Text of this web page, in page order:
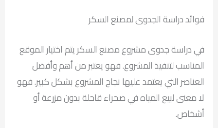
فوائد دراسة الجدوى لمصنع السكر
في دراسة جدوى مشروع مصنع السكر يتم اختيار الموقع
المناسب لتنفيذ المشروع. فهو يعتبر من أهم وأفضل
العناصر التي يعتمد عليها نجاح المشروع بشكل كبير. فهو
لا معنى لبيع المياه في صحراء قاحلة بدون مزرعة أو
أشخاص.